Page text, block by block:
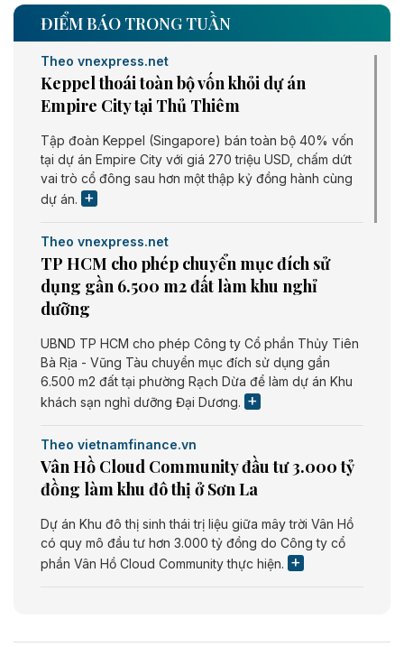
ĐIỂM BÁO TRONG TUẦN
Theo vnexpress.net
Keppel thoái toàn bộ vốn khỏi dự án
Empire City tại Thủ Thiêm
Tập đoàn Keppel (Singapore) bán toàn bộ 40% vốn
tại dự án Empire City với giá 270 triệu USD, chấm dứt
vai trò cổ đông sau hơn một thập kỷ đồng hành cùng
dự án.
Theo vnexpress.net
TP HCM cho phép chuyển mục đích sử
dụng gần 6.500 m2 đất làm khu nghỉ
dưỡng
UBND TP HCM cho phép Công ty Cổ phần Thủy Tiên
Bà Rịa - Vũng Tàu chuyển mục đích sử dụng gần
6.500 m2 đất tại phường Rạch Dừa để làm dự án Khu
khách sạn nghỉ dưỡng Đại Dương.
Theo vietnamfinance.vn
Vân Hồ Cloud Community đầu tư 3.000 tỷ
đồng làm khu đô thị ở Sơn La
Dự án Khu đô thị sinh thái trị liệu giữa mây trời Vân Hồ
có quy mô đầu tư hơn 3.000 tỷ đồng do Công ty cổ
phần Vân Hồ Cloud Community thực hiện.